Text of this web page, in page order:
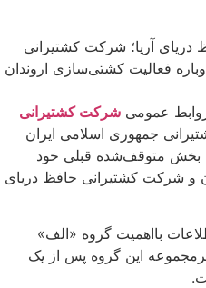
دریای آریا؛ شرکت کشتیرانی
فعالیت کشتی‌سازی اروندان
عمومی شرکت کشتیرانی
جمهوری اسلامی ایران
بخش متوقف‌شده قبلی خود
شرکت کشتیرانی حافظ دریای
بااهمیت گروه «الف»
این گروه پس از یک